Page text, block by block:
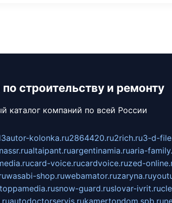
строительству и ремонту
каталог компаний по всей России
kolonka.ru2864420.ru2rich.ru3-d-
altaipant.ruargentinamia.ruaria-
card-voice.rucardvoice.ruzed-
wasabi-shop.ruwebamator.ruzaryna.ru
snow-guard.ruslovar-ivrit.ru
autodoctorservis.rukamertondom.spb.ru